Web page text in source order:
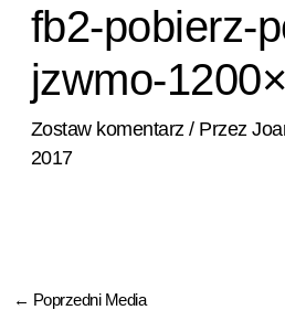
fb2-pobierz-
jzwmo-
Zostaw komentarz / Przez
2017
← Poprzedni Media